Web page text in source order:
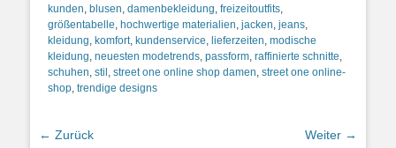
kunden, blusen, damenbekleidung, freizeitoutfits,
größentabelle, hochwertige materialien, jacken, jeans,
kleidung, komfort, kundenservice, lieferzeiten, modische
kleidung, neuesten modetrends, passform, raffinierte schnitte,
schuhen, stil , street one online shop damen, street one online-
shop, trendige designs
Beitragsnavigation
← Zurück
Weiter →